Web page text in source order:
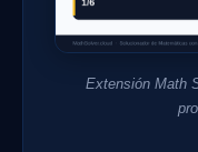
Extensión Math